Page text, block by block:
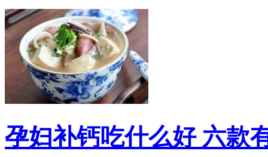
孕妇补钙吃什么好 六款